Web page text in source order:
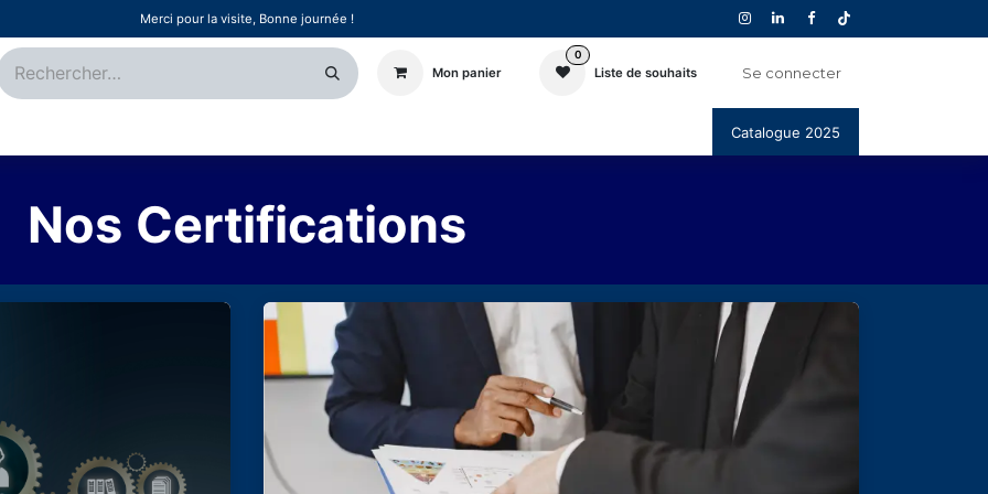
Merci pour la visite, Bonne journée !
Mon panier
0
Liste de souhaits Se connecter
Catalogue 2025
Nos Certifications